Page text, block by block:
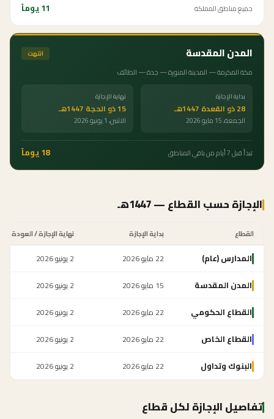
جميع مناطق المملكة 11يوماً
المدن المقدسة انتهت
مكة المكرمة — المدينة المنورة — جدة — الطائف
بداية الإجازة
28 ذو القعدة 1447هـ
الجمعة، 15 مايو 2026
نهاية الإجازة
15 ذو الحجة 1447هـ
الاثنين، 1 يونيو 2026
تبدأ قبل 7 أيام من باقي المناطق 18يوماً
الإجازة حسب القطاع — 1447هـ
القطاع بداية الإجازة نهاية الإجازة / العودة
المدارس (عام) 22 مايو 2026 2 يونيو 2026
المدن المقدسة 15 مايو 2026 2 يونيو 2026
القطاع الحكومي 22 مايو 2026 2 يونيو 2026
القطاع الخاص 22 مايو 2026 2 يونيو 2026
البنوك وتداول 22 مايو 2026 2 يونيو 2026
تفاصيل الإجازة لكل قطاع